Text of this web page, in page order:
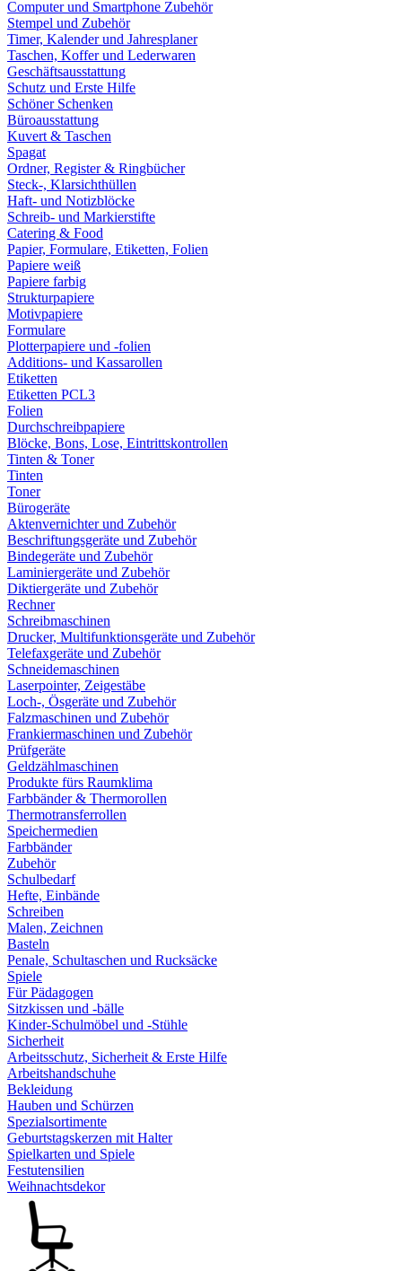
Computer und Smartphone Zubehör
Stempel und Zubehör
Timer, Kalender und Jahresplaner
Taschen, Koffer und Lederwaren
Geschäftsausstattung
Schutz und Erste Hilfe
Schöner Schenken
Büroausstattung
Kuvert & Taschen
Spagat
Ordner, Register & Ringbücher
Steck-, Klarsichthüllen
Haft- und Notizblöcke
Schreib- und Markierstifte
Catering & Food
Papier, Formulare, Etiketten, Folien
Papiere weiß
Papiere farbig
Strukturpapiere
Motivpapiere
Formulare
Plotterpapiere und -folien
Additions- und Kassarollen
Etiketten
Etiketten PCL3
Folien
Durchschreibpapiere
Blöcke, Bons, Lose, Eintrittskontrollen
Tinten & Toner
Tinten
Toner
Bürogeräte
Aktenvernichter und Zubehör
Beschriftungsgeräte und Zubehör
Bindegeräte und Zubehör
Laminiergeräte und Zubehör
Diktiergeräte und Zubehör
Rechner
Schreibmaschinen
Drucker, Multifunktionsgeräte und Zubehör
Telefaxgeräte und Zubehör
Schneidemaschinen
Laserpointer, Zeigestäbe
Loch-, Ösgeräte und Zubehör
Falzmaschinen und Zubehör
Frankiermaschinen und Zubehör
Prüfgeräte
Geldzählmaschinen
Produkte fürs Raumklima
Farbbänder & Thermorollen
Thermotransferrollen
Speichermedien
Farbbänder
Zubehör
Schulbedarf
Hefte, Einbände
Schreiben
Malen, Zeichnen
Basteln
Penale, Schultaschen und Rucksäcke
Spiele
Für Pädagogen
Sitzkissen und -bälle
Kinder-Schulmöbel und -Stühle
Sicherheit
Arbeitsschutz, Sicherheit & Erste Hilfe
Arbeitshandschuhe
Bekleidung
Hauben und Schürzen
Spezialsortimente
Geburtstagskerzen mit Halter
Spielkarten und Spiele
Festutensilien
Weihnachtsdekor